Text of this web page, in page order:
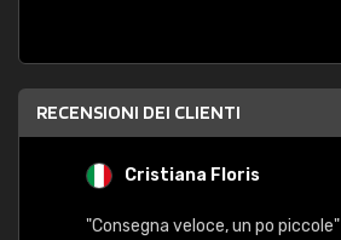
RECENSIONI DEI CLIENTI
Cristiana Floris
"Consegna veloce, un po piccole"